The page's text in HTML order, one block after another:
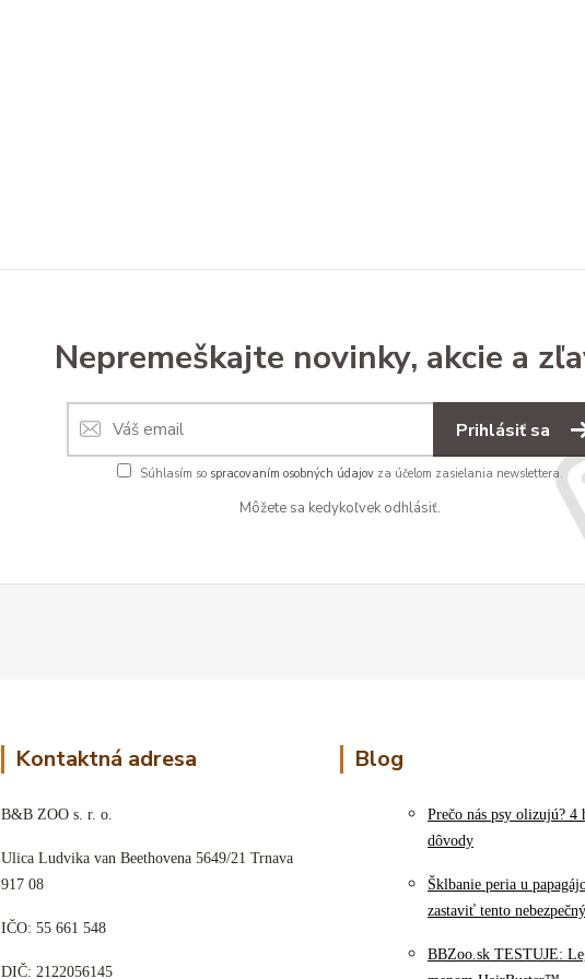
Nepremeškajte novinky, akcie a
Prihlásiť sa
Súhlasím so spracovaním osobných údajov za účelom zasielania newslettera.
Môžete sa kedykoľvek odhlásiť.
Kontaktná adresa
B&B ZOO s. r. o.
Ulica Ludvika van Beethovena 5649/21 Trnava
917 08
IČO: 55 661 548
DIČ: 2122056145
Blog
Prečo nás psy olizujú? 4
dôvody
Šklbanie peria u
zastaviť tento
BBZoo.sk TESTUJE: